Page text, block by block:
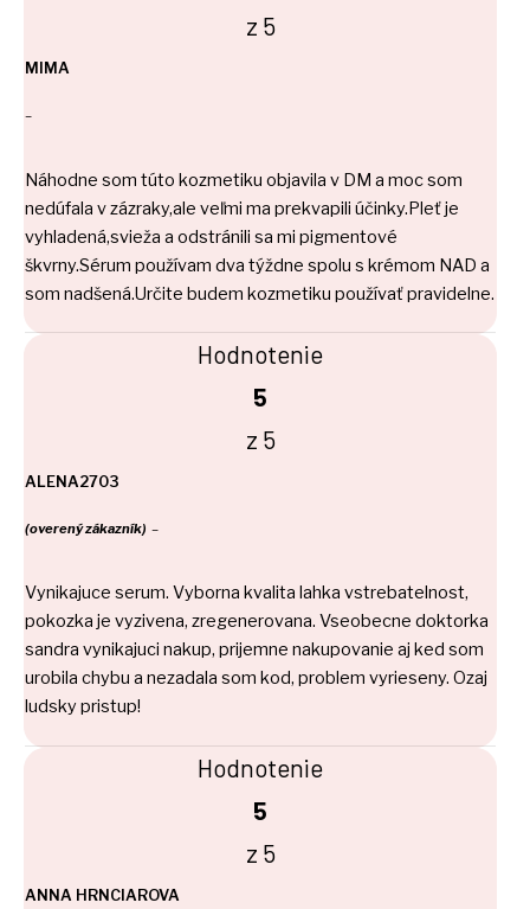
z 5
MIMA
–
Náhodne som túto kozmetiku objavila v DM a moc som
nedúfala v zázraky,ale veľmi ma prekvapili účinky.Pleť je
vyhladená,svieža a odstránili sa mi pigmentové
škvrny.Sérum používam dva týždne spolu s krémom NAD a
som nadšená.Určite budem kozmetiku používať pravidelne.
Hodnotenie
5
z 5
ALENA2703
(overený zákazník) –
Vynikajuce serum. Vyborna kvalita lahka vstrebatelnost,
pokozka je vyzivena, zregenerovana. Vseobecne doktorka
sandra vynikajuci nakup, prijemne nakupovanie aj ked som
urobila chybu a nezadala som kod, problem vyrieseny. Ozaj
ludsky pristup!
Hodnotenie
5
z 5
ANNA HRNCIAROVA